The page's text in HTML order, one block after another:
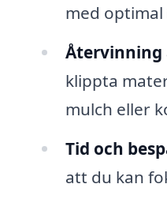
med
Återvinning
klippta
mulch eller
Tid och
att du kan